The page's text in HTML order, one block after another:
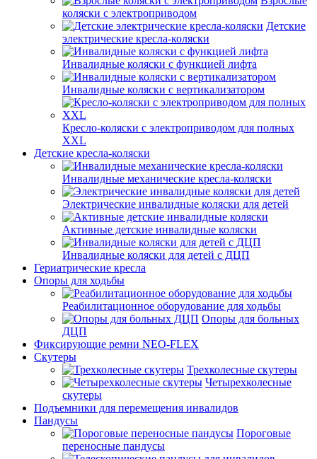
коляски с электроприводом
Детские
электрические кресла-коляски
Инвалидные коляски с функцией лифта
Инвалидные коляски с вертикализатором
Кресло-коляски с электроприводом для полных
XXL
Детские кресла-коляски
Инвалидные механические кресла-коляски
Электрические инвалидные коляски для детей
Активные детские инвалидные коляски
Инвалидные коляски для детей с ДЦП
Гериатрические кресла
Опоры для ходьбы
Реабилитационное оборудование для ходьбы
Опоры для больных
ДЦП
Фиксирующие ремни NEO-FLEX
Скутеры
Трехколесные скутеры
Четырехколесные
скутеры
Подъемники для перемещения инвалидов
Пандусы
Пороговые
переносные пандусы